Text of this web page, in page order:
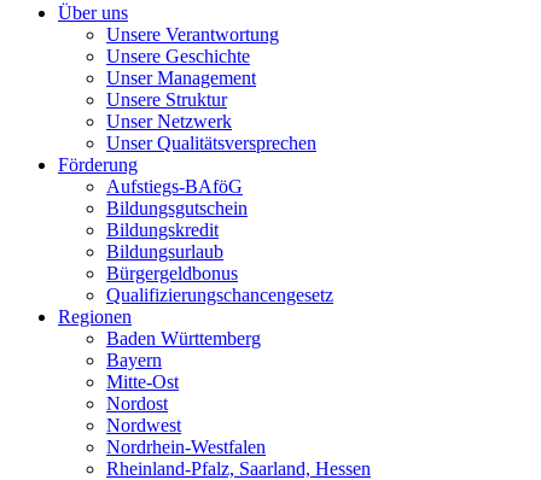
Über uns
Unsere Verantwortung
Unsere Geschichte
Unser Management
Unsere Struktur
Unser Netzwerk
Unser Qualitätsversprechen
Förderung
Aufstiegs-BAföG
Bildungsgutschein
Bildungskredit
Bildungsurlaub
Bürgergeldbonus
Qualifizierungschancengesetz
Regionen
Baden Württemberg
Bayern
Mitte-Ost
Nordost
Nordwest
Nordrhein-Westfalen
Rheinland-Pfalz, Saarland, Hessen